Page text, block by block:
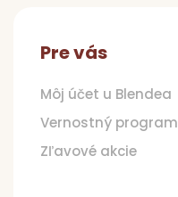
Pre vás
Môj účet u Blendea
Vernostný program
Zľavové akcie